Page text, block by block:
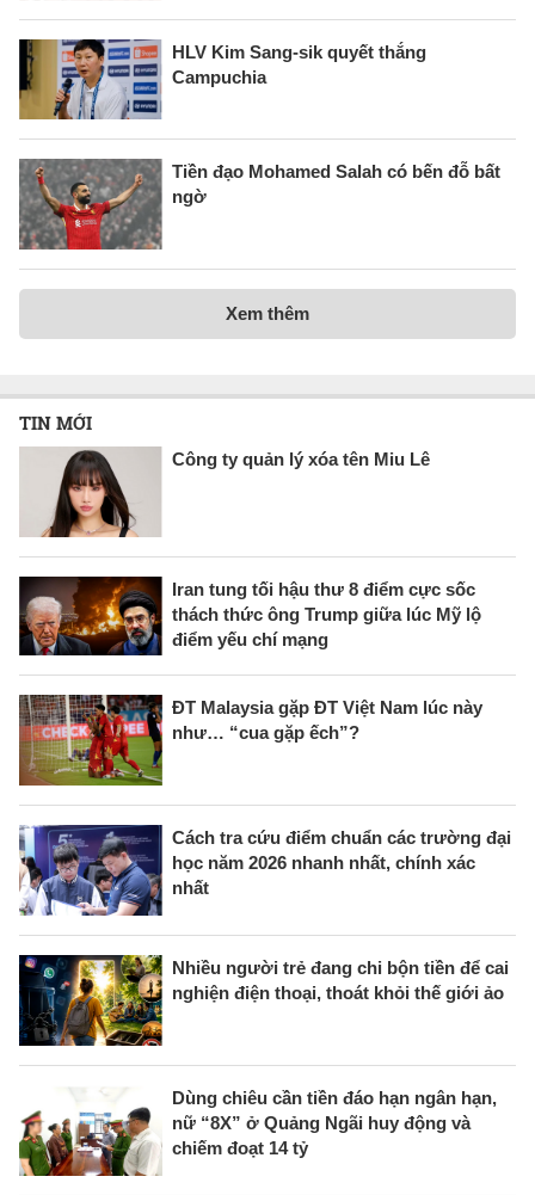
HLV Kim Sang-sik quyết thắng
Campuchia
Tiền đạo Mohamed Salah có bến đỗ bất
ngờ
Xem thêm
TIN MỚI
Công ty quản lý xóa tên Miu Lê
Iran tung tối hậu thư 8 điểm cực sốc
thách thức ông Trump giữa lúc Mỹ lộ
điểm yếu chí mạng
ĐT Malaysia gặp ĐT Việt Nam lúc này
như… “cua gặp ếch”?
Cách tra cứu điểm chuẩn các trường đại
học năm 2026 nhanh nhất, chính xác
nhất
Nhiều người trẻ đang chi bộn tiền để cai
nghiện điện thoại, thoát khỏi thế giới ảo
Dùng chiêu cần tiền đáo hạn ngân hạn,
nữ “8X” ở Quảng Ngãi huy động và
chiếm đoạt 14 tỷ